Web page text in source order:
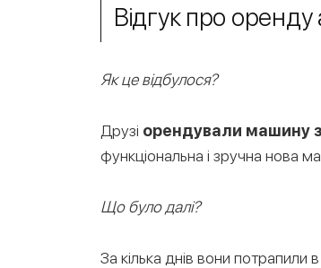
Відгук про оренду
Як це відбулося?
Друзі орендували машину
функціональна і зручна нова
Що було далі?
За кілька днів вони потрапили